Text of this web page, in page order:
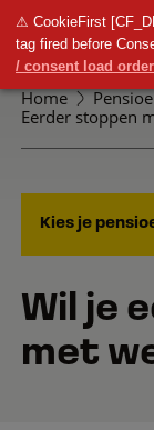
⚠ CookieFirst
tag fired before
/ consent load
Home
Eerder stoppen
Kies je
Wil je
met